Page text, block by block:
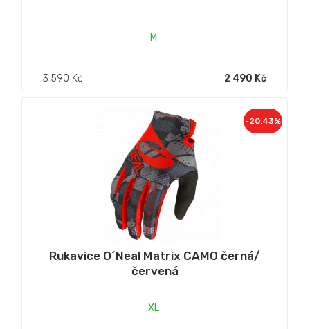
M
3 590 Kč 2 490 Kč
-20.43%
Rukavice O´Neal Matrix CAMO černá/
červená
XL